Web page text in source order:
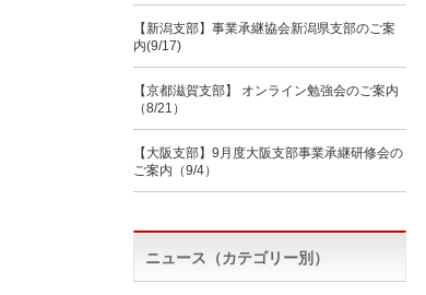
【新潟支部】事業承継協会新潟県支部のご案
内(9/17)
【京都滋賀支部】 オンライン勉強会のご案内
（8/21）
【大阪支部】9月度大阪支部事業承継研修会の
ご案内（9/4）
ニュース（カテゴリー別）